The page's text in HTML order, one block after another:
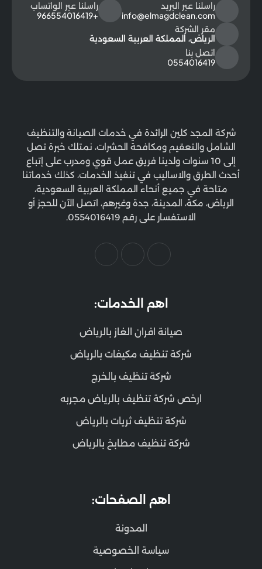
راسلنا عبر البريد
info@elmagdclean.com
راسلنا عبر الواتساب
+966554016419
مقر الشركة
الرياض، المملكة العربية السعودية
اتصل بنا
0554016419
شركة المجد كلين الرائدة في خدمات الصيانة والتنظيف
الشامل والتعقيم ومكافحة الحشرات، نمتلك خبرة تصل
إلى 10 سنوات ولدينا فريق عمل قوي ومدرب على إتباع
أحدث الطرق والاساليب في تنفيذ الخدمات، كذلك خدماتنا
متاحة في جميع أنحاء المملكة العربية السعودية،
الرياض، مكة، المدينة، جدة وغيرهم، اتصل الآن للحجز أو
الاستفسار على رقم 0554016419.
اهم الخدمات:
صيانة افران الغاز بالرياض
شركة تنظيف مكيفات بالرياض
شركة تنظيف بالخرج
ارخص شركة تنظيف بالرياض مجربه
شركة تنظيف ثريات بالرياض
شركة تنظيف مطابخ بالرياض
اهم الصفحات:
المدونة
سياسة الخصوصية